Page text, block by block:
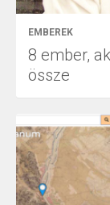
EMBEREK
8 ember,
össze